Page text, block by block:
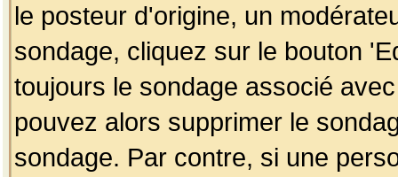
le posteur d'origine, un
sondage, cliquez sur le bouton
toujours le sondage associé
pouvez alors supprimer le
sondage. Par contre, si une